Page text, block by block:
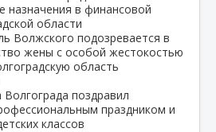
назначения в финансовой
области
Волжского подозревается в
жены с особой жестокостью
область
Волгограда поздравил
праздником и
классов